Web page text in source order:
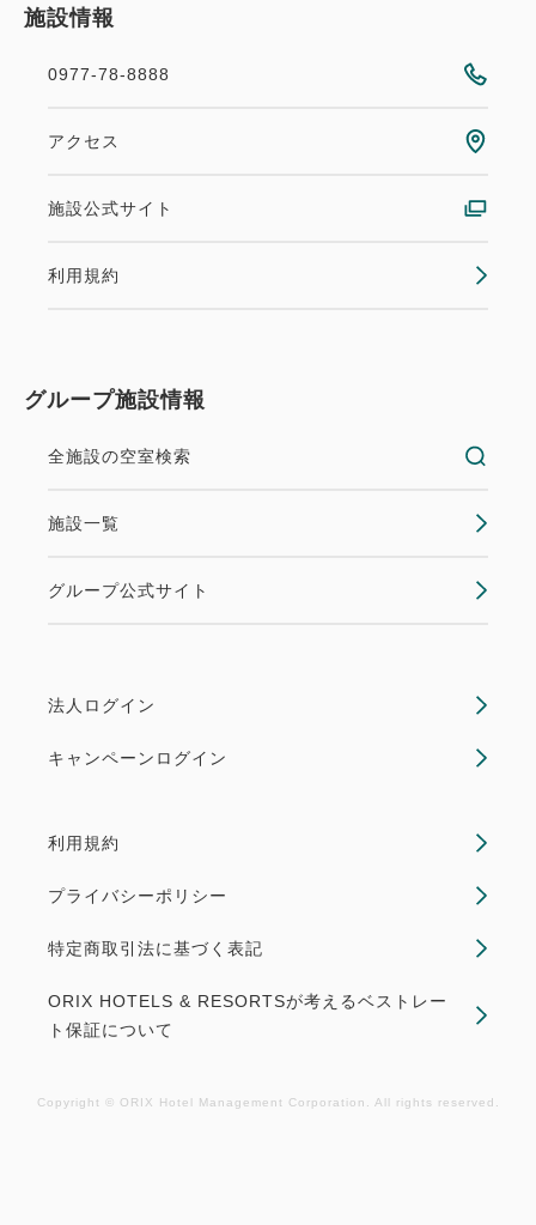
【1泊2食 星ビュッフェプラン】星
館宿泊 2026/4/1～
朝食・夕食
トで販売中の同一条件のプランから最安値でご案内
空室なし 詳細
施設情報
0977-78-8888
アクセス
施設公式サイト
利用規約
グループ施設情報
全施設の空室検索
施設一覧
グループ公式サイト
法人ログイン
キャンペーンログイン
利用規約
プライバシーポリシー
特定商取引法に基づく表記
ORIX HOTELS & RESORTSが考えるベストレー
ト保証について
Copyright © ORIX Hotel Management Corporation. All rights reserved.